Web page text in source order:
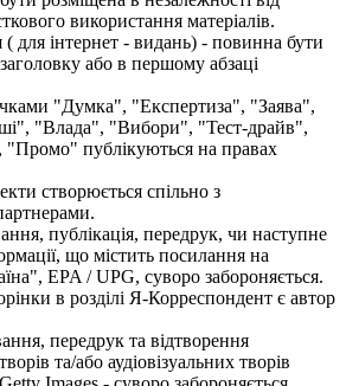
використання матеріалів.
( для інтернет - видань) - повинна бути
або в першому абзаці
"Думка", "Експертиза", "Заява",
"Влада", "Вибори", "Тест-драйв",
публікуються на правах
створюється спільно з
публікація, передрук, чи наступне
що містить посилання на
EPA / UPG, суворо забороняється.
в розділі Я-Корреспондент є автор
передрук та відтворення
та/або аудіовізуальних творів